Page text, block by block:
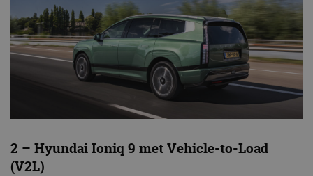
2 – Hyundai Ioniq 9 met Vehicle-to-Load
(V2L)